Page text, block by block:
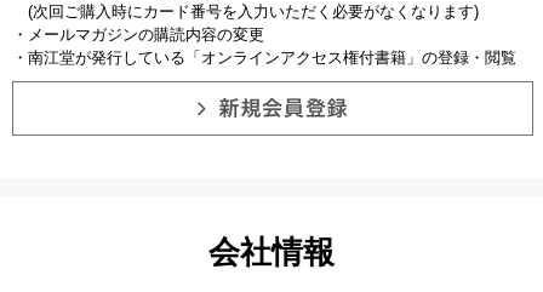
(次回ご購入時にカード番号を入力いただく必要がなくなります)
・メールマガジンの購読内容の変更
・南江堂が発行している「オンラインアクセス権付書籍」の登録・閲覧
会社情報